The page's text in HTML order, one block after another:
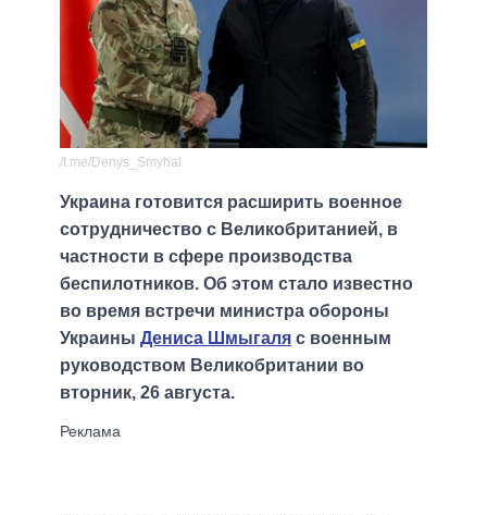
/t.me/Denys_Smyhal
Украина готовится расширить военное
сотрудничество с Великобританией, в
частности в сфере производства
беспилотников. Об этом стало известно
во время встречи министра обороны
Украины Дениса Шмыгаля с военным
руководством Великобритании во
вторник, 26 августа.